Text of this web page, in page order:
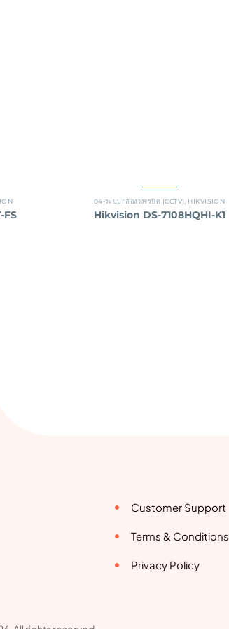
FS
04-ระบบกล้องวงจรปิด (CCTV) HIKVISION
Hikvision DS-7108HQHI-K1
Customer Support
Terms & Conditions
Privacy Policy